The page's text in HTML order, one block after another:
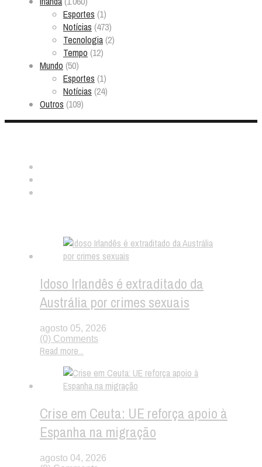
Esportes (1)
Notícias (473)
Tecnologia(2)
Tempo (12)
Mundo (50)
Esportes (1)
Notícias (24)
Outros (109)
Idoso Irlandês é extraditado da
Austrália por crimes sexuais
agosto 05, 2026
(0) Comments
Read more...
Crise em Ceuta: UE reforça apoio à
Espanha na migração
agosto 04, 2026